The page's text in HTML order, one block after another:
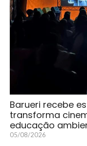
Barueri recebe
transforma
educação
05/08/2026